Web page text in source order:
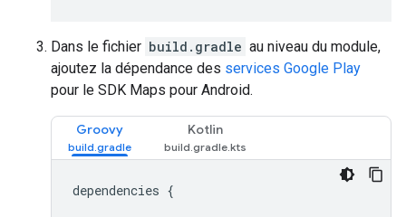
Dans le fichier build.gradle au niveau du module,
ajoutez la dépendance des services Google Play
pour le SDK Maps pour Android.
Groovy Kotlin
dependencies {